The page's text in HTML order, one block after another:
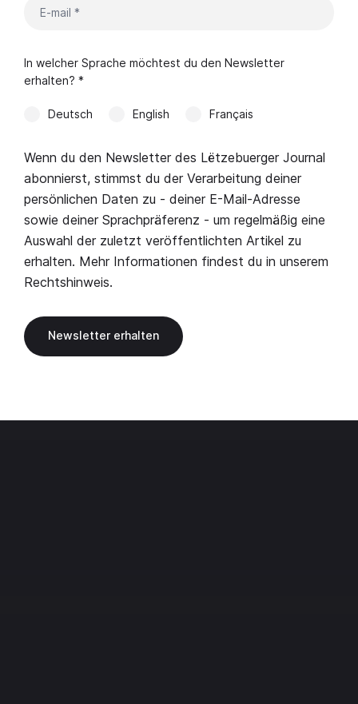
In welcher Sprache möchtest du den Newsletter
erhalten? *
Deutsch English Français
Wenn du den Newsletter des Lëtzebuerger Journal
abonnierst, stimmst du der Verarbeitung deiner
persönlichen Daten zu - deiner E-Mail-Adresse
sowie deiner Sprachpräferenz - um regelmäßig eine
Auswahl der zuletzt veröffentlichten Artikel zu
erhalten. Mehr Informationen findest du in unserem
Rechtshinweis.